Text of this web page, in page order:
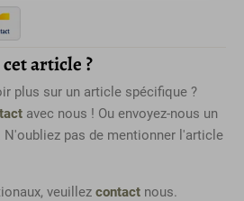
article ?
plus sur un article spécifique ?
avec nous ! Ou envoyez-nous un
N'oubliez pas de mentionner l'article
veuillez contact nous.